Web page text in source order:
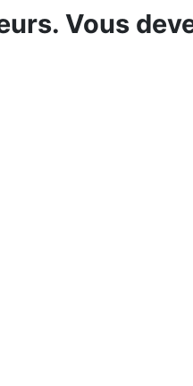
Vous